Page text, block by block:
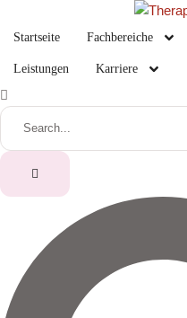
Startseite Fachbereiche
Leistungen Karriere
S
R
F